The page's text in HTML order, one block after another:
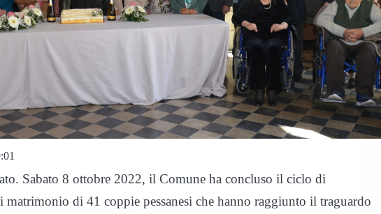
Sabato 8 ottobre 2022, il Comune ha concluso il ciclo di
di 41 coppie pessanesi che hanno raggiunto il traguardo